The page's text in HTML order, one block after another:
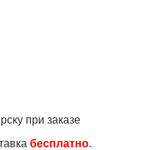
при заказе
бесплатно.